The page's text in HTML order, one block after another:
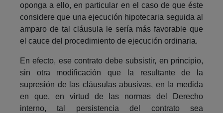
oponga a ello, en particular en el caso de que éste
considere que una ejecución hipotecaria seguida al
amparo de tal cláusula le sería más favorable que
el cauce del procedimiento de ejecución ordinaria.
En efecto, ese contrato debe subsistir, en principio,
sin otra modificación que la resultante de la
supresión de las cláusulas abusivas, en la medida
en que, en virtud de las normas del Derecho
interno, tal persistencia del contrato sea